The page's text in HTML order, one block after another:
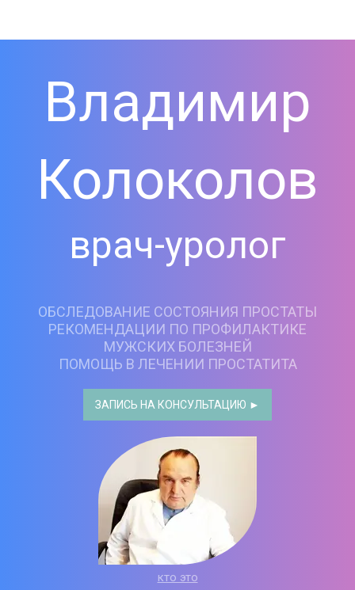
Владимир
Колоколов
врач-уролог
ОБСЛЕДОВАНИЕ СОСТОЯНИЯ ПРОСТАТЫ
РЕКОМЕНДАЦИИ ПО ПРОФИЛАКТИКЕ
МУЖСКИХ БОЛЕЗНЕЙ
ПОМОЩЬ В ЛЕЧЕНИИ ПРОСТАТИТА
ЗАПИСЬ НА КОНСУЛЬТАЦИЮ ►
кто это